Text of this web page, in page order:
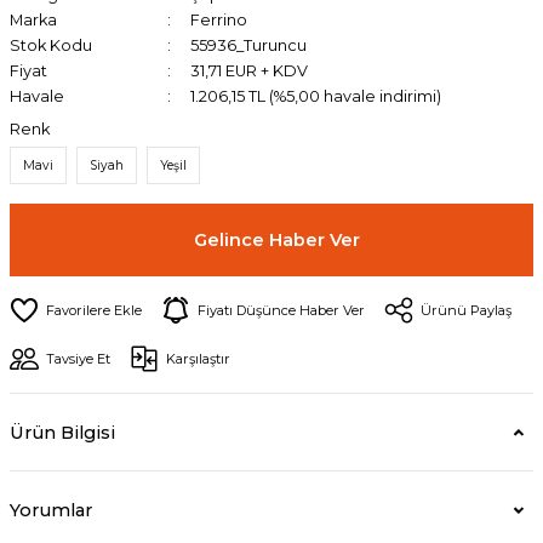
Marka
Ferrino
Stok Kodu
55936_Turuncu
Fiyat
31,71 EUR + KDV
Havale
1.206,15 TL (%5,00 havale indirimi)
Renk
Mavi Siyah Yeşil
Gelince Haber Ver
Fiyatı Düşünce Haber Ver Ürünü Paylaş
Tavsiye Et Karşılaştır
Ürün Bilgisi
Yorumlar